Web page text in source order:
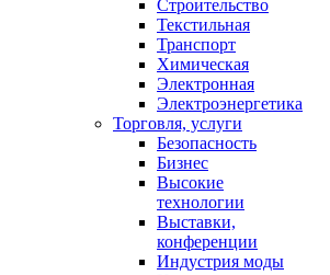
Строительство
Текстильная
Транспорт
Химическая
Электронная
Электроэнергетика
Торговля, услуги
Безопасность
Бизнес
Высокие
технологии
Выставки,
конференции
Индустрия моды